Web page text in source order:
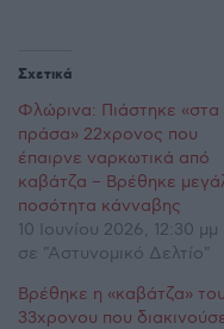
Σχετικά
Φλώρινα: Πιάστηκε «στα
πράσα» 22χρονος που
έπαιρνε ναρκωτικά από
καβάτζα – Βρέθηκε
ποσότητα κάνναβης
10 Ιουνίου 2026, 12:30 μμ
σε "Αστυνομικό Δελτίο"
Βρέθηκε η «καβάτζα» του
33χρονου που